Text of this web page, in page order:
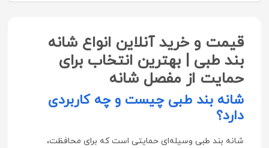
قیمت و خرید آنلاین انواع شانه
بند طبی | بهترین انتخاب برای
حمایت از مفصل شانه
شانه بند طبی چیست و چه کاربردی
دارد؟
شانه بند طبی وسیله‌ای حمایتی است که برای محافظت،